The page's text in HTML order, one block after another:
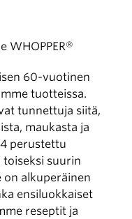
WHOPPER®
60-vuotinen
tuotteissa.
tunnettuja siitä,
maukasta ja
perustettu
toiseksi suurin
on alkuperäinen
ensiluokkaiset
reseptit ja